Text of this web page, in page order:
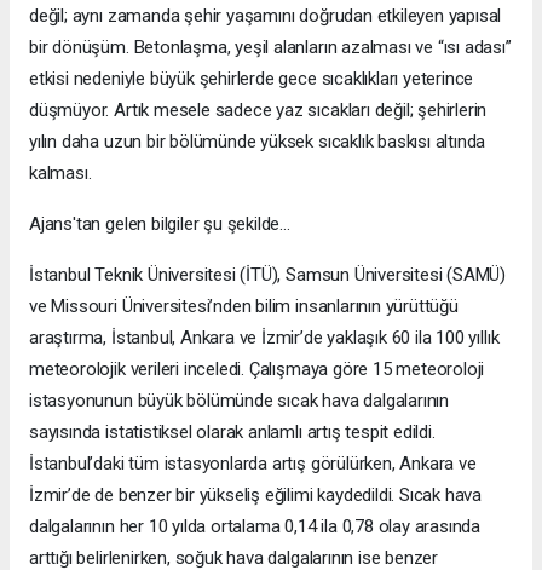
değil; aynı zamanda şehir yaşamını doğrudan etkileyen yapısal
bir dönüşüm. Betonlaşma, yeşil alanların azalması ve “ısı adası”
etkisi nedeniyle büyük şehirlerde gece sıcaklıkları yeterince
düşmüyor. Artık mesele sadece yaz sıcakları değil; şehirlerin
yılın daha uzun bir bölümünde yüksek sıcaklık baskısı altında
kalması.
Ajans'tan gelen bilgiler şu şekilde...
İstanbul Teknik Üniversitesi (İTÜ), Samsun Üniversitesi (SAMÜ)
ve Missouri Üniversitesi’nden bilim insanlarının yürüttüğü
araştırma, İstanbul, Ankara ve İzmir’de yaklaşık 60 ila 100 yıllık
meteorolojik verileri inceledi. Çalışmaya göre 15 meteoroloji
istasyonunun büyük bölümünde sıcak hava dalgalarının
sayısında istatistiksel olarak anlamlı artış tespit edildi.
İstanbul’daki tüm istasyonlarda artış görülürken, Ankara ve
İzmir’de de benzer bir yükseliş eğilimi kaydedildi. Sıcak hava
dalgalarının her 10 yılda ortalama 0,14 ila 0,78 olay arasında
arttığı belirlenirken, soğuk hava dalgalarının ise benzer